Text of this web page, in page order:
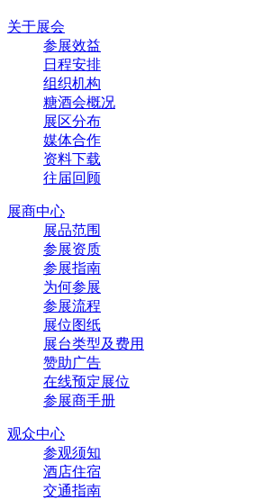
关于展会
参展效益
日程安排
组织机构
糖酒会概况
展区分布
媒体合作
资料下载
往届回顾
展商中心
展品范围
参展资质
参展指南
为何参展
参展流程
展位图纸
展台类型及费用
赞助广告
在线预定展位
参展商手册
观众中心
参观须知
酒店住宿
交通指南